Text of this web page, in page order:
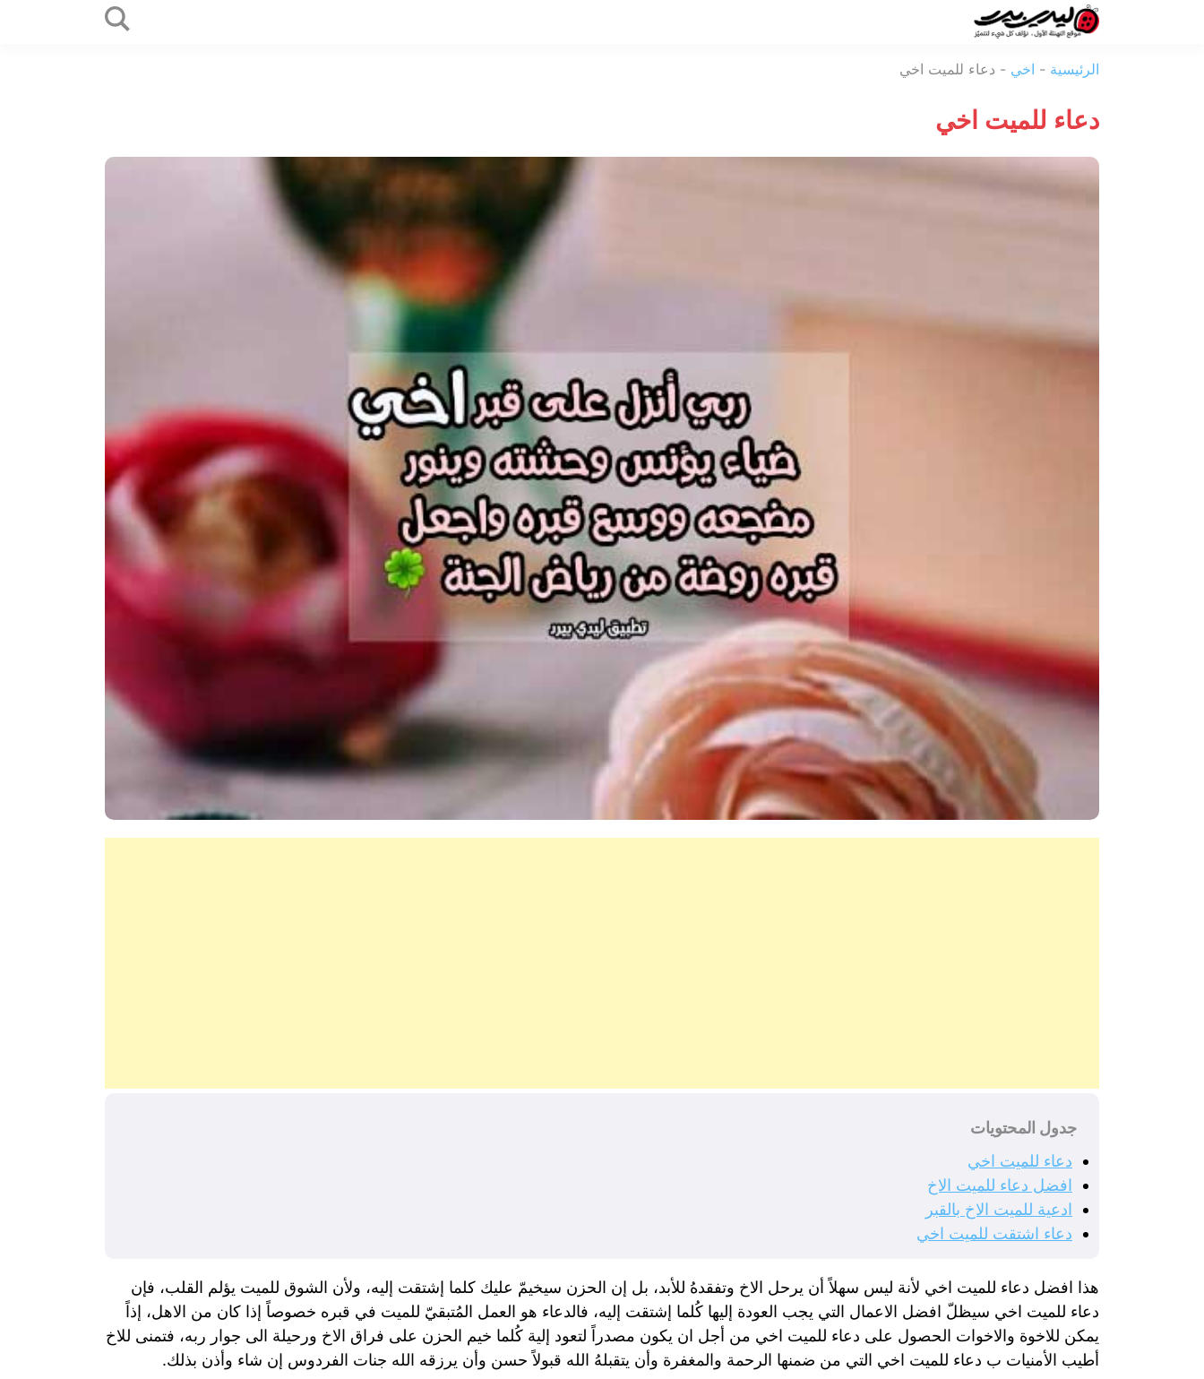
بيرد
الرئيسية - اخي - دعاء للميت اخي
دعاء للميت اخي
جدول المحتويات
دعاء للميت اخي
افضل دعاء للميت الاخ
ادعية للميت الاخ بالقبر
دعاء اشتقت للميت اخي
هذا افضل دعاء للميت اخي لأنة ليس سهلاً أن يرحل الاخ وتفقدهُ للأبد، بل إن الحزن سيخيمّ عليك كلما إشتقت إليه، ولأن الشوق للميت يؤلم القلب، فإن
دعاء للميت اخي سيظلّ افضل الاعمال التي يجب العودة إليها كُلما إشتقت إليه، فالدعاء هو العمل المُتبقيّ للميت في قبره خصوصاً إذا كان من الاهل، إذاً
يمكن للاخوة والاخوات الحصول على دعاء للميت اخي من أجل ان يكون مصدراً لتعود إلية كُلما خيم الحزن على فراق الاخ ورحيلة الى جوار ربه، فتمنى للاخ
أطيب الأمنيات ب دعاء للميت اخي التي من ضمنها الرحمة والمغفرة وأن يتقبلهُ الله قبولاً حسن وأن يرزقه الله جنات الفردوس إن شاء وأذن بذلك.